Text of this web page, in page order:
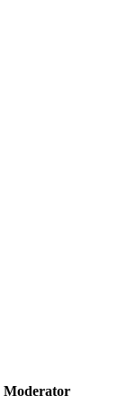
Moderator